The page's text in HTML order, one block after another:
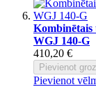
WGJ 140-G
410,20 €
Pievienot
Pievienot